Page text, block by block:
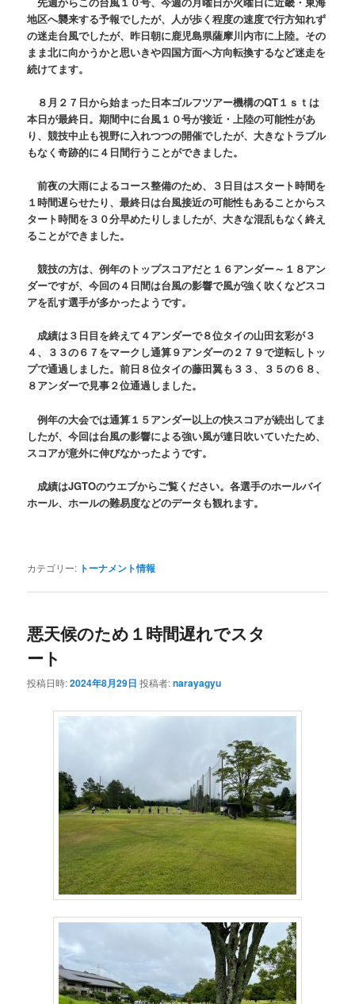
地区へ襲来する予報でしたが、人が歩く程度の速度で行方知れず
の迷走台風でしたが、昨日朝に鹿児島県薩摩川内市に上陸。その
まま北に向かうかと思いきや四国方面へ方向転換するなど迷走を
続けてます。
８月２７日から始まった日本ゴルフツアー機構のQT１ｓｔは
本日が最終日。期間中に台風１０号が接近・上陸の可能性があ
り、競技中止も視野に入れつつの開催でしたが、大きなトラブル
もなく奇跡的に４日間行うことができました。
前夜の大雨によるコース整備のため、３日目はスタート時間を
１時間遅らせたり、最終日は台風接近の可能性もあることからス
タート時間を３０分早めたりしましたが、大きな混乱もなく終え
ることができました。
競技の方は、例年のトップスコアだと１６アンダー～１８アン
ダーですが、今回の４日間は台風の影響で風が強く吹くなどスコ
アを乱す選手が多かったようです。
成績は３日目を終えて４アンダーで８位タイの山田玄彩が３
４、３３の６７をマークし通算９アンダーの２７９で逆転しトッ
プで通過しました。前日８位タイの藤田翼も３３、３５の６８、
８アンダーで見事２位通過しました。
例年の大会では通算１５アンダー以上の快スコアが続出してま
したが、今回は台風の影響による強い風が連日吹いていたため、
スコアが意外に伸びなかったようです。
成績はJGTOのウエブからご覧ください。各選手のホールバイ
ホール、ホールの難易度などのデータも観れます。
カテゴリー: トーナメント情報
悪天候のため１時間遅れでスタ
ート
投稿日時:2024年8月29日 投稿者:narayagyu